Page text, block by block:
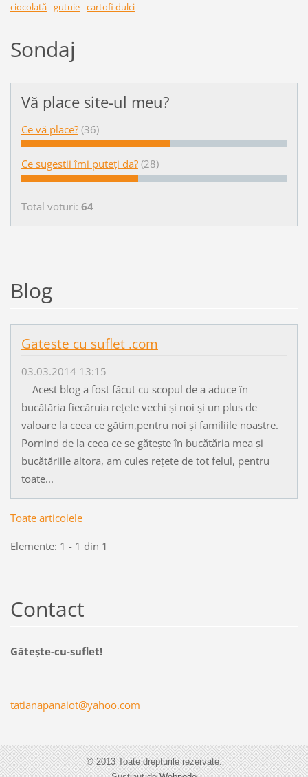
ciocolată gutuie cartofi dulci
Sondaj
Vă place site-ul meu?
Ce vă place? (36)
Ce sugestii îmi puteți da? (28)
Total voturi: 64
Blog
Gateste cu suflet .com
03.03.2014 13:15
Acest blog a fost făcut cu scopul de a aduce în
bucătăria fiecăruia rețete vechi și noi și un plus de
valoare la ceea ce gătim,pentru noi și familiile noastre.
Pornind de la ceea ce se gătește în bucătăria mea și
bucătăriile altora, am cules rețete de tot felul, pentru
toate...
Toate articolele
Elemente: 1 - 1 din 1
Contact
Găteşte-cu-suflet!
tatianapanaiot@yahoo.com
© 2013 Toate drepturile rezervate.